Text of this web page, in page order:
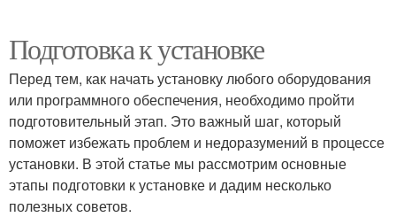
Подготовка к установке
Перед тем, как начать установку любого оборудования
или программного обеспечения, необходимо пройти
подготовительный этап. Это важный шаг, который
поможет избежать проблем и недоразумений в процессе
установки. В этой статье мы рассмотрим основные
этапы подготовки к установке и дадим несколько
полезных советов.